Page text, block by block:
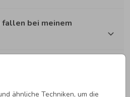
ähnliche Techniken, um die
bei meinem
Versionen desselben